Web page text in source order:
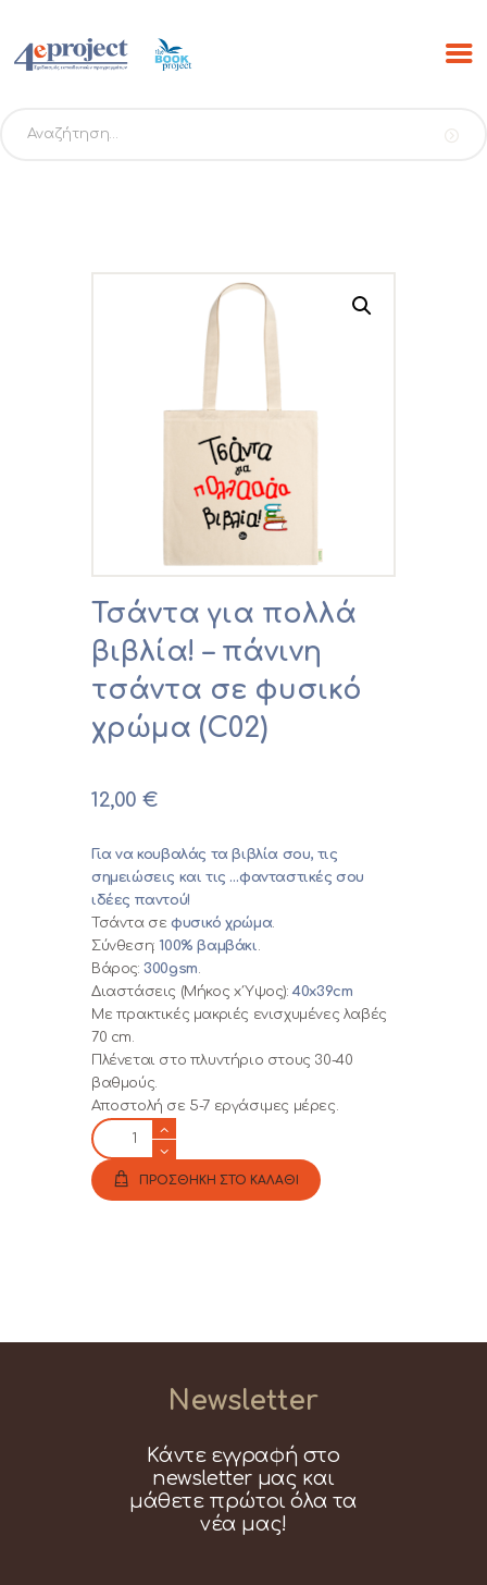
ΑΡΧΙΚΗ
ΕΚΔΟΣΕΙΣ THE BOOK
ΕΠΙΚΟΙΝΩΝΙΑ
Τσάντα για πολλά
βιβλία! – πάνινη
τσάντα σε φυσικό
χρώμα (C02)
12,00 €
Για να κουβαλάς τα βιβλία σου, τις
σημειώσεις και τις …φανταστικές σου
ιδέες παντού!
Τσάντα σε φυσικό χρώμα.
Σύνθεση:100% βαμβάκι.
Βάρος:300gsm.
Διαστάσεις (Μήκος x Ύψος): 40x39cm
Με πρακτικές μακριές ενισχυμένες λαβές
70 cm.
Πλένεται στο πλυντήριο στους 30-40
βαθμούς.
Αποστολή σε 5-7 εργάσιμες μέρες.
Τσάντα
για
πολλά
βιβλία!
ΠΡΟΣΘΗΚΗ ΣΤΟ ΚΑΛΑΘΙ
Newsletter
Κάντε εγγραφή στο
newsletter μας και
μάθετε πρώτοι όλα τα
νέα μας!